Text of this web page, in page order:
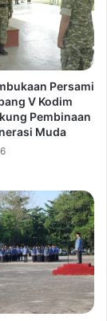
Persami
V Kodim
Pembinaan
Muda